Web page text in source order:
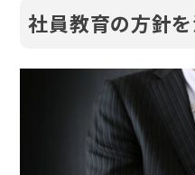
社員教育の方針